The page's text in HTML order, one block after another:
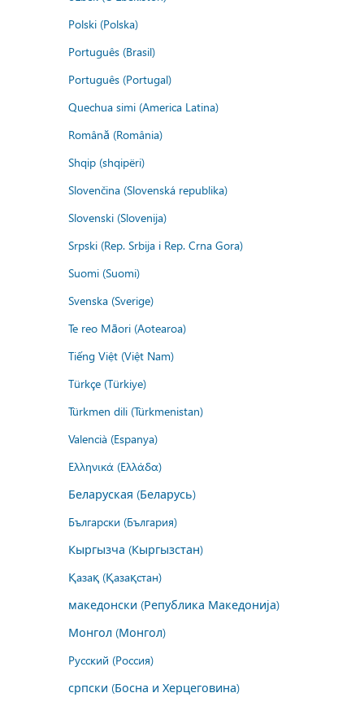
Polski (Polska)
Português (Brasil)
Português (Portugal)
Quechua simi (America Latina)
Română (România)
Shqip (shqipëri)
Slovenčina (Slovenská republika)
Slovenski (Slovenija)
Srpski (Rep. Srbija i Rep. Crna Gora)
Suomi (Suomi)
Svenska (Sverige)
Te reo Māori (Aotearoa)
Tiếng Việt (Việt Nam)
Türkçe (Türkiye)
Türkmen dili (Türkmenistan)
Valencià (Espanya)
Ελληνικά (Ελλάδα)
Беларуская (Беларусь)
Български (България)
Кыргызча (Кыргызстан)
Қазақ (Қазақстан)
македонски (Република Македонија)
Монгол (Монгол)
Русский (Россия)
српски (Босна и Херцеговина)